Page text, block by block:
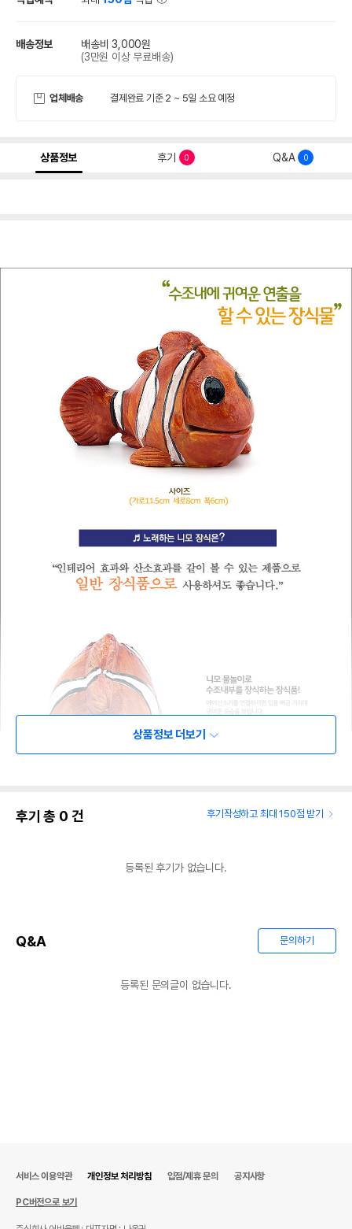
배송정보
배송비 3,000원
(3만원 이상 무료배송)
업체배송 결제완료 기준 2 ~ 5일 소요 예정
상품정보 후기 0 Q&A 0
상품정보 더보기
후기 총 0 건 후기작성하고 최대 150점 받기
등록된 후기가 없습니다.
Q&A 문의하기
등록된 문의글이 없습니다.
서비스 이용약관 개인정보 처리방침 입점/제휴 문의 공지사항
PC버전으로 보기